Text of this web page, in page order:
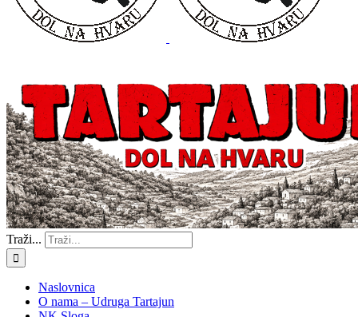
Traži...
Naslovnica
O nama – Udruga Tartajun